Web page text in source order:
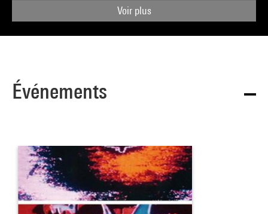
Voir plus
Événements